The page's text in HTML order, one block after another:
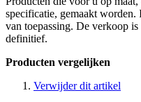
specificatie, gemaakt worden.
van toepassing. De verkoop
definitief.
Producten vergelijken
Verwijder dit artikel